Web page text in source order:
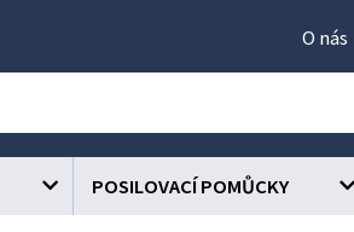
O nás
POSILOVACÍ POMŮCKY